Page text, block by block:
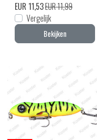
EUR 11,53EUR 11,99
Vergelijk
Bekijken